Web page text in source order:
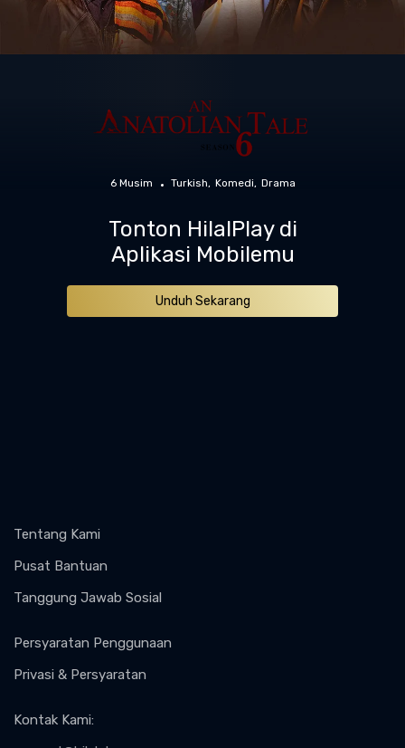
6 Musim Turkish Komedi Drama
Tonton HilalPlay di
Aplikasi Mobilemu
Unduh Sekarang
Tentang Kami
Pusat Bantuan
Tanggung Jawab Sosial
Persyaratan Penggunaan
Privasi & Persyaratan
Kontak Kami: